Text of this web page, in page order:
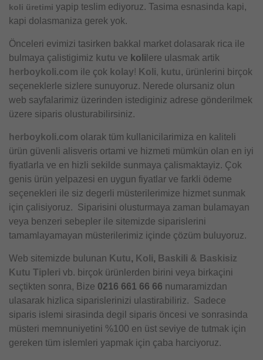
koli üretimi yapip teslim ediyoruz. Tasima esnasinda kapi,
kapi dolasmaniza gerek yok.
Önceleri evimizi tasirken bakkal market dolasarak rica ile
bulmaya çalistigimiz kutu ve koli lere ulasmak artik
herboykoli.com ile çok kolay! Koli, kutu, ürünlerini birçok
seçeneklerle sizlere sunuyoruz. Nerede olursaniz olun
web sayfalarimiz üzerinden istediginiz adrese gönderilmek
üzere siparis olusturabilirsiniz.
herboykoli.com olarak tüm kullanicilarimiza en kaliteli
ürün güvenli alisveris ortami ve hizmeti mümkün olan en iyi
fiyatlarla ve en hizli sekilde sunmaya çalismaktayiz. Çok
genis ürün yelpazesi en uygun fiyatlar ve farkli ödeme
seçenekleri ile siz degerli müsterilerimize hizmet sunmak
için çalisiyoruz. Siparisini olusturmaya zaman bulamayan
veya benzeri sebepler ile sitemizde siparislerini
tamamlayamayan müsterilerimiz içinde çözüm buluyoruz.
Web sitemizde bulunan Kutu, Koli, Baskili & Baskisiz
Kutu Tipleri vb. birçok ürünlerden birini veya birkaçini
seçtikten sonra, Bize 0216 661 66 66 numaramizdan
ulasarak hizlica siparislerinizi ulastirabiliriz. Sadece
siparis islemi sirasinda degil siparis öncesi ve sonrasinda
müsteri memnuniyetini %100 en üst seviye de tutmak için
gereken tüm islemleri yapmak için çaba harciyoruz.